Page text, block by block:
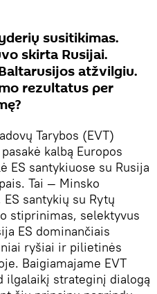
susitikimas.
skirta Rusijai.
atžvilgiu.
rezultatus per
Tarybos (EVT)
kalbą Europos
ES santykiuose su Rusija
Tai — Minsko
santykių su Rytų
stiprinimas, selektyvus
ES dominančiais
ryšiai ir pilietinės
Baigiamajame EVT
ilgalaikį strateginį dialogą